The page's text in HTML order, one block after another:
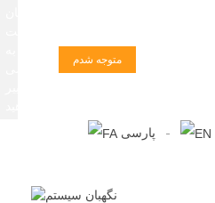
متوجه شدم
پارسی